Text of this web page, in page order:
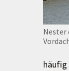
Nester
häufig